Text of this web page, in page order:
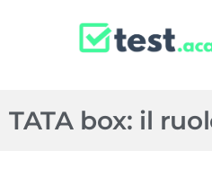
TATA box: il